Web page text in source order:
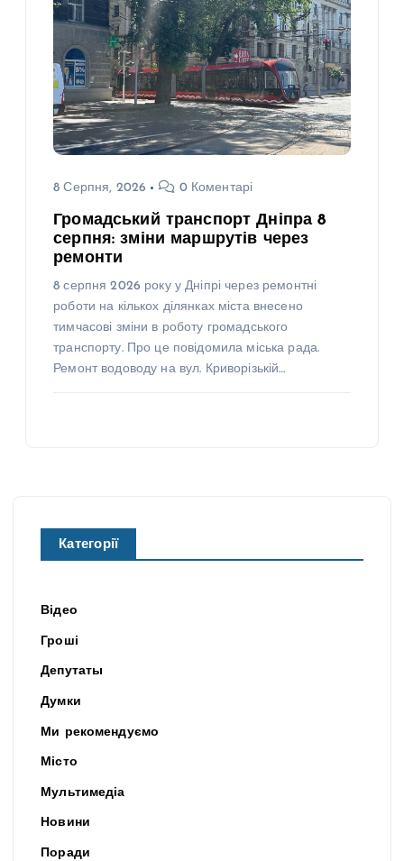
8 Серпня, 2026 0 Коментарі
Громадський транспорт Дніпра 8
серпня: зміни маршрутів через
ремонти
8 серпня 2026 року у Дніпрі через ремонтні
роботи на кількох ділянках міста внесено
тимчасові зміни в роботу громадського
транспорту. Про це повідомила міська рада.
Ремонт водоводу на вул. Криворізькій…
Категорії
Відео
Гроші
Депутаты
Думки
Ми рекомендуємо
Місто
Мультимедіа
Новини
Поради